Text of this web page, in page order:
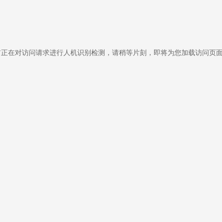
在对访问请求进行人机识别检测，请稍等片刻，即将为您加载访问页